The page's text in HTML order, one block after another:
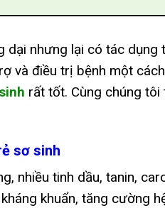
dại nhưng lại có tác
và điều trị bệnh một
rất tốt. Cùng chúng
sơ sinh
nhiều tinh dầu, tanin,
khuẩn, tăng cường